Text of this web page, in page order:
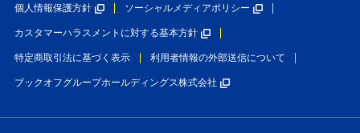
個人情報保護方針 ソーシャルメディアポリシー
カスタマーハラスメントに対する基本方針
特定商取引法に基づく表示 利用者情報の外部送信について
ブックオフグループホールディングス株式会社